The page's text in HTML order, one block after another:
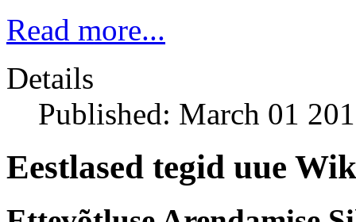
Read more...
Details
Published: March 01
Eestlased tegid uue